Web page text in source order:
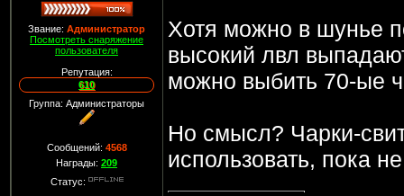
Звание: Администратор
Посмотреть снаряжение
пользователя
Репутация:
610
Группа: Администраторы
Сообщений: 4568
Награды: 209
Статус:
Хотя можно в шунье
высокий лвл
можно выбить 70-ые
Но смысл? Чарки-
использовать, пока